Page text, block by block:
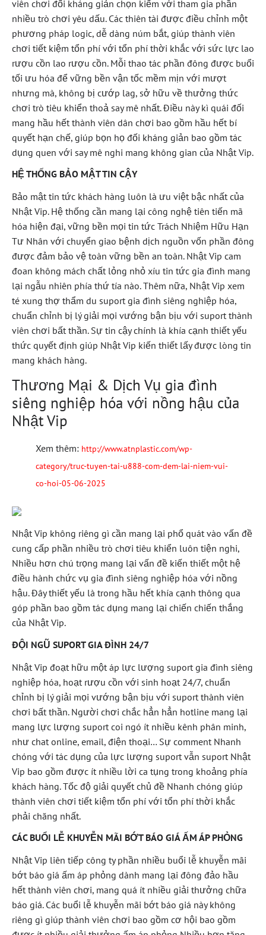
viên chơi đối kháng giản chọn kiếm với tham gia phần
nhiều trò chơi yêu dấu. Các thiên tài được điều chỉnh một
phương pháp logic, dễ dàng núm bắt, giúp thành viên
chơi tiết kiệm tổn phí với tổn phí thời khắc với sức lực lao
rượu cồn lao rượu cồn. Mỗi thao tác phần đông được buổi
tối ưu hóa để vững bền vận tốc mềm mịn với mượt
nhưng mà, không bị cướp lag, sở hữu về thưởng thức
chơi trò tiêu khiển thoả say mê nhất. Điều này kì quái đối
mang hầu hết thành viên dân chơi bao gồm hầu hết bí
quyết hạn chế, giúp bọn họ đối kháng giản bao gồm tác
dụng quen với say mê nghi mang không gian của Nhật Vip.
HỆ THỐNG BẢO MẬT TIN CẬY
Bảo mật tin tức khách hàng luôn là ưu việt bậc nhất của
Nhật Vip. Hệ thống cần mang lại công nghệ tiên tiến mã
hóa hiện đại, vững bền mọi tin tức Trách Nhiệm Hữu Hạn
Tư Nhân với chuyển giao bệnh dịch nguồn vốn phần đông
được đảm bảo vệ toàn vững bền an toàn. Nhật Vip cam
đoan không mách chất lỏng nhỏ xíu tin tức gia đình mang
lại ngẫu nhiên phía thứ tía nào. Thêm nữa, Nhật Vip xem
té xung thợ thẩm du suport gia đình siêng nghiệp hóa,
chuẩn chỉnh bị lý giải mọi vướng bận bịu với suport thành
viên chơi bất thần. Sự tin cậy chính là khía cạnh thiết yếu
thức quyết định giúp Nhật Vip kiến thiết lấy được lòng tin
mang khách hàng.
Thương Mại & Dịch Vụ gia đình
siêng nghiệp hóa với nồng hậu của
Nhật Vip
Xem thêm: http://www.atnplastic.com/wp-
category/truc-tuyen-tai-u888-com-dem-lai-niem-vui-
co-hoi-05-06-2025
Nhật Vip không riêng gì cần mang lại phổ quát vào vấn đề
cung cấp phần nhiều trò chơi tiêu khiển luôn tiện nghi,
Nhiều hơn chú trọng mang lại vấn đề kiến thiết một hệ
điều hành chức vụ gia đình siêng nghiệp hóa với nồng
hậu. Đây thiết yếu là trong hầu hết khía cạnh thông qua
góp phần bao gồm tác dụng mang lại chiến chiến thắng
của Nhật Vip.
ĐỘI NGŨ SUPORT GIA ĐÌNH 24/7
Nhật Vip đoạt hữu một áp lực lượng suport gia đình siêng
nghiệp hóa, hoạt rượu cồn với sinh hoạt 24/7, chuẩn
chỉnh bị lý giải mọi vướng bận bịu với suport thành viên
chơi bất thần. Người chơi chắc hẳn hẳn hotline mang lại
mang lực lượng suport coi ngó ít nhiều kênh phân minh,
như chat online, email, điện thoại… Sự comment Nhanh
chóng với tác dụng của lực lượng suport vẫn suport Nhật
Vip bao gồm được ít nhiều lời ca tụng trong khoảng phía
khách hàng. Tốc độ giải quyết chủ đề Nhanh chóng giúp
thành viên chơi tiết kiệm tổn phí với tổn phí thời khắc
phải chăng nhất.
CÁC BUỔI LỄ KHUYỄN MÃI BỚT BÁO GIÁ ẤM ÁP PHỎNG
Nhật Vip liên tiếp công ty phần nhiều buổi lễ khuyễn mãi
bớt báo giá ấm áp phỏng dành mang lại đông đảo hầu
hết thành viên chơi, mang quá ít nhiều giải thưởng chữa
báo giá. Các buổi lễ khuyễn mãi bớt báo giá này không
riêng gì giúp thành viên chơi bao gồm cơ hội bao gồm